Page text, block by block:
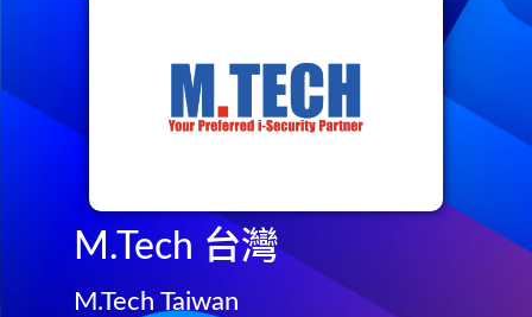
M.Tech 台灣
M.Tech Taiwan